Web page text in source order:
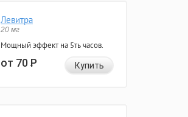
Левитра
20 мг
Мощный эффект на 5ть часов.
от 70Р Купить